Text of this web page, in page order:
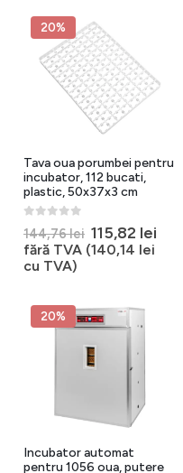
Prețul
curent
este:
20%
Tava oua porumbei pentru
incubator, 112 bucati,
plastic, 50x37x3 cm
144,76lei Prețul
inițial
115,82 lei
fără TVA (140,14 lei
cu TVA)
20%
Incubator automat
pentru 1056 oua, putere